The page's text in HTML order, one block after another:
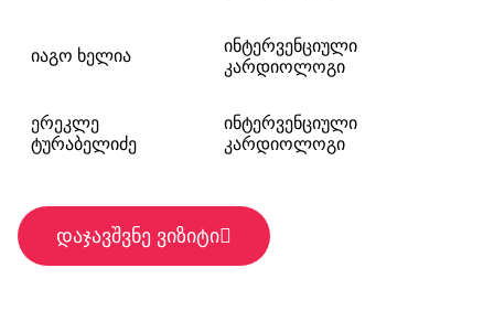
იაგო ხელია
ინტერვენციული
კარდიოლოგი
ერეკლე
ტურაბელიძე
ინტერვენციული
კარდიოლოგი
დაჯავშვნე ვიზიტი